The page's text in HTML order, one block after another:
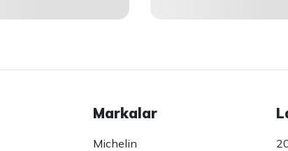
Markalar
Michelin